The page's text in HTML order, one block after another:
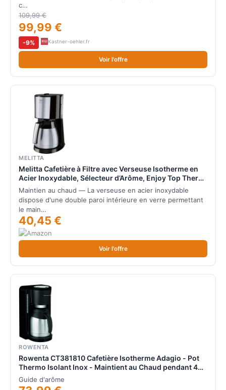
c…
109,99 €
99,99 €
-9% Kastner-oehler.fr
Voir l'offre
MELITTA
Melitta Cafetière à Filtre avec Verseuse Isotherme en
Acier Inoxydable, Sélecteur d’Arôme, Enjoy Top Therm,
Noir/Acier Brossé, 1017-08
Maintien au chaud — La verseuse en acier inoxydable
dispose d'une double paroi intérieure en verre permettant
le main…
40,45 €
Voir l'offre
ROWENTA
Rowenta CT381810 Cafetière Isotherme Adagio - Pot
Thermo Isolant Inox - Maintient au Chaud pendant 4h -
10 à 15 Tasses
Guide d'arôme